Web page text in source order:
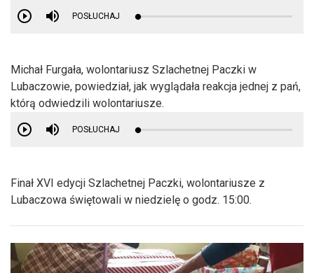
POSŁUCHAJ
Michał Furgała, wolontariusz Szlachetnej Paczki w
Lubaczowie, powiedział, jak wyglądała reakcja jednej z pań,
którą odwiedzili wolontariusze.
POSŁUCHAJ
Finał XVI edycji Szlachetnej Paczki, wolontariusze z
Lubaczowa świętowali w niedzielę o godz. 15:00.